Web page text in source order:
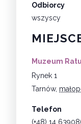
Muzeum
Rynek 1
Tarnów,
Telefon
(+48) 14
Odbiorcy
wszyscy